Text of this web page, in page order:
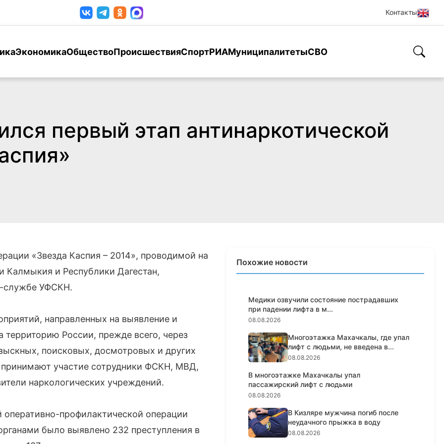
Контакты
ЭкономикаОбществоПроисшествияСпортРИАМуниципалитетыСВО
первый этап антинаркотической
«Звезда Каспия – 2014», проводимой на
Калмыкия и Республики Дагестан,
службе УФСКН.
направленных на выявление и
территорию России, прежде всего, через
поисковых, досмотровых и других
участие сотрудники ФСКН, МВД,
наркологических учреждений.
профилактической операции
было выявлено 232 преступления в
Похожие новости
Медики озвучили состояние пострадавших
при падении лифта в м...
08.08.2026
Многоэтажка Махачкалы, где упал
лифт с людьми, не введена в...
08.08.2026
В многоэтажке Махачкалы упал
пассажирский лифт с людьми
08.08.2026
В Кизляре мужчина погиб после
неудачного прыжка в воду
08.08.2026